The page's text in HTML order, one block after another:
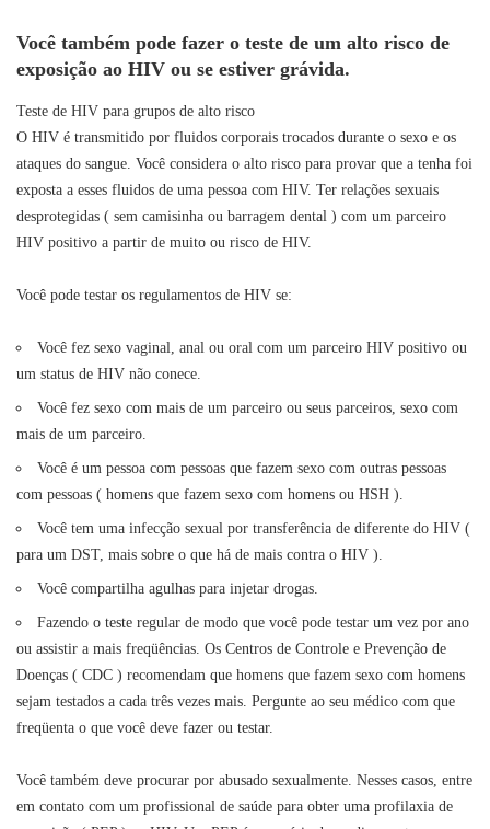
Você também pode fazer o teste de um alto risco de
exposição ao HIV ou se estiver grávida.
Teste de HIV para grupos de alto risco
O HIV é transmitido por fluidos corporais trocados durante o sexo e os
ataques do sangue. Você considera o alto risco para provar que a tenha foi
exposta a esses fluidos de uma pessoa com HIV. Ter relações sexuais
desprotegidas ( sem camisinha ou barragem dental ) com um parceiro
HIV positivo a partir de muito ou risco de HIV.
Você pode testar os regulamentos de HIV se:
Você fez sexo vaginal, anal ou oral com um parceiro HIV positivo ou
um status de HIV não conece.
Você fez sexo com mais de um parceiro ou seus parceiros, sexo com
mais de um parceiro.
Você é um pessoa com pessoas que fazem sexo com outras pessoas
com pessoas ( homens que fazem sexo com homens ou HSH ).
Você tem uma infecção sexual por transferência de diferente do HIV (
para um DST, mais sobre o que há de mais contra o HIV ).
Você compartilha agulhas para injetar drogas.
Fazendo o teste regular de modo que você pode testar um vez por ano
ou assistir a mais freqüências. Os Centros de Controle e Prevenção de
Doenças ( CDC ) recomendam que homens que fazem sexo com homens
sejam testados a cada três vezes mais. Pergunte ao seu médico com que
freqüenta o que você deve fazer ou testar.
Você também deve procurar por abusado sexualmente. Nesses casos, entre
em contato com um profissional de saúde para obter uma profilaxia de